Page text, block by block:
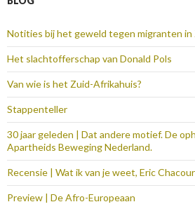
Notities bij het geweld tegen migranten in
Het slachtofferschap van Donald Pols
Van wie is het Zuid-Afrikahuis?
Stappenteller
30 jaar geleden | Dat andere motief. De
Apartheids Beweging Nederland.
Recensie | Wat ik van je weet, Eric Chacour
Preview | De Afro-Europeaan